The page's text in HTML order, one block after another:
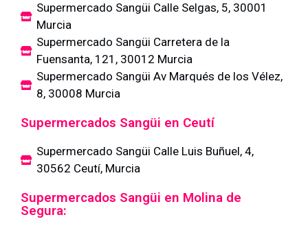
Supermercado Sangüi Calle Selgas, 5, 30001
Murcia
Supermercado Sangüi Carretera de la
Fuensanta, 121, 30012 Murcia
Supermercado Sangüi Av Marqués de los Vélez,
8, 30008 Murcia
Supermercados Sangüi en Ceutí
Supermercado Sangüi Calle Luis Buñuel, 4,
30562 Ceutí, Murcia
Supermercados Sangüi en Molina de
Segura: